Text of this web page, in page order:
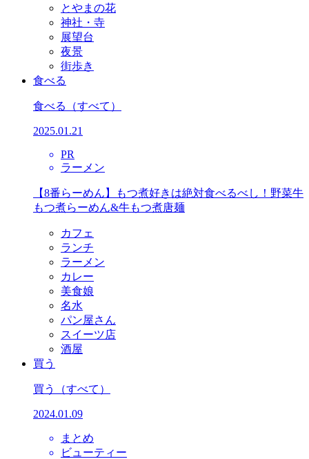
とやまの花
神社・寺
展望台
夜景
街歩き
食べる
食べる （すべて）
2025.01.21
PR
ラーメン
【8番らーめん】もつ煮好きは絶対食べるべし！野菜牛
もつ煮らーめん&牛もつ煮唐麺
カフェ
ランチ
ラーメン
カレー
美食娘
名水
パン屋さん
スイーツ店
酒屋
買う
買う （すべて）
2024.01.09
まとめ
ビューティー